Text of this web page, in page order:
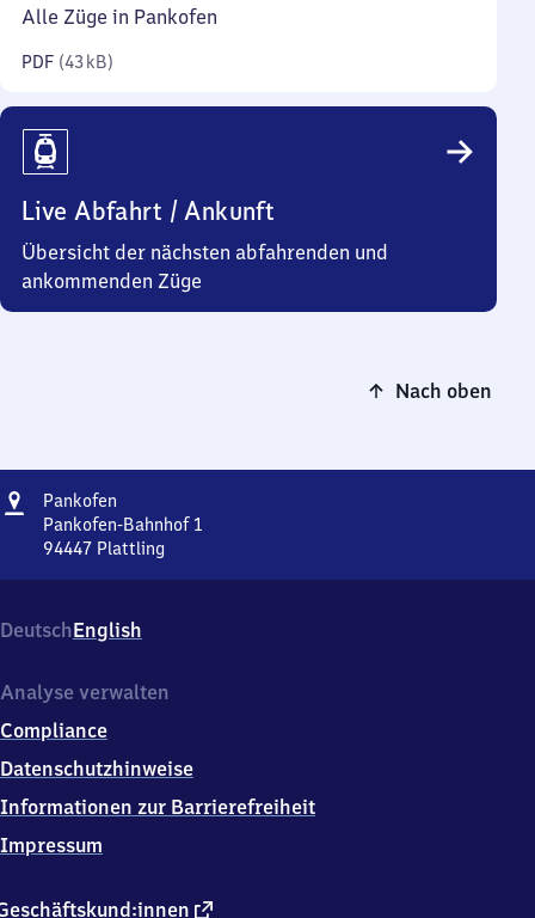
43
Alle Züge in Pankofen
PDF (43 kB)
Live Abfahrt / Ankunft
Übersicht der nächsten abfahrenden und
ankommenden Züge
Nach oben
Adresse
Pankofen
Pankofen-Bahnhof 1
94447 Plattling
Bahnhof
1,
4
4
7
DeutschEnglish
externer
Analyse verwalten
Compliance
Datenschutzhinweise
Informationen zur Barrierefreiheit
Impressum